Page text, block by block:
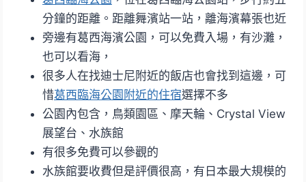
分鐘的距離。距離舞濱站一站，離海濱幕張也近
旁邊有葛西海濱公園，可以免費入場，有沙灘，
也可以看海，
很多人在找迪士尼附近的飯店也會找到這邊，可
惜葛西臨海公園附近的住宿選擇不多
公園內包含，鳥類園區、摩天輪、Crystal View
展望台、水族館
有很多免費可以參觀的
水族館要收費但是評價很高，有日本最大規模的